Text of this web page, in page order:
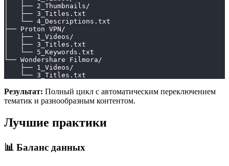
│   ├── 2_Thumbnails/
│   ├── 3_Titles.txt
│   └── 4_Descriptions.txt
├── Proton VPN/
│   ├── 1_Videos/
│   ├── 3_Titles.txt
│   └── 5_Keywords.txt
└── Wondershare Filmora/
    ├── 1_Videos/
    └── 3_Titles.txt
Результат: Полный цикл с автоматическим переключением
тематик и разнообразным контентом.
Лучшие практики
📊 Баланс данных